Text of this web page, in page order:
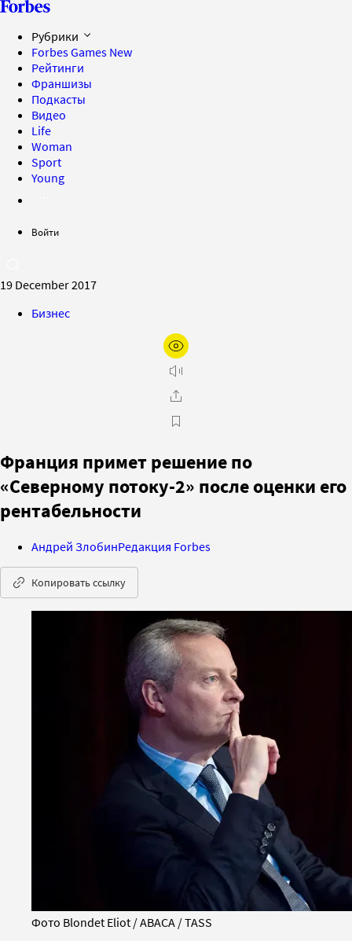
Рубрики
Forbes Games New
Рейтинги
Франшизы
Подкасты
Видео
Life
Woman
Sport
Young
Войти
19 December 2017
Бизнес
Франция примет решение по
«Северному потоку-2» после оценки его
рентабельности
Андрей ЗлобинРедакция Forbes
Копировать ссылку
Фото Blondet Eliot / ABACA / TASS